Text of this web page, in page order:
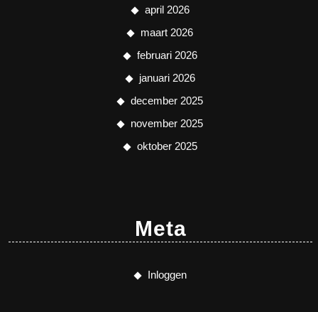
april 2026
maart 2026
februari 2026
januari 2026
december 2025
november 2025
oktober 2025
Meta
Inloggen